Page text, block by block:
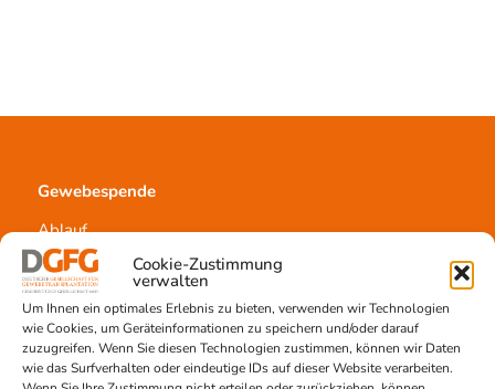
Cookie-Zustimmung
verwalten
Um Ihnen ein optimales Erlebnis zu bieten, verwenden wir Technologien
wie Cookies, um Geräteinformationen zu speichern und/oder darauf
zuzugreifen. Wenn Sie diesen Technologien zustimmen, können wir Daten
wie das Surfverhalten oder eindeutige IDs auf dieser Website verarbeiten.
Gewebespende
Ablauf
Voraussetzungen
Informationsmaterial
Kontakt